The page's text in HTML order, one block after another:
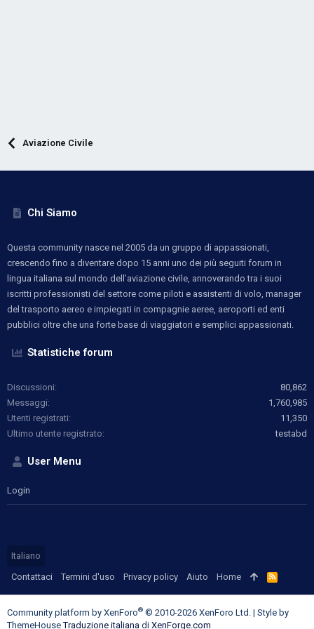
Aviazione Civile
Chi Siamo
Questa community nasce nel 2005 da un gruppo di appassionati,
crescendo fino a diventare dopo 15 anni uno dei più seguiti forum in
lingua italiana sul mondo dell’aviazione civile, annoverando tra i suoi
iscritti professionisti del settore come piloti e assistenti di volo, manager
del trasporto aereo e impiegati in compagnie aeree, aeroporti ed enti
pubblici oltre che una forte base di viaggiatori e semplici appassionati.
Statistiche forum
Discussioni
80,862
Messaggi
1,760,985
Utenti registrati
11,350
Ultimo utente registrato
testabd
User Menu
Login
Italiano
Contattaci
Termini d'uso Privacy policy Aiuto Home
R
S
S
Community platform by XenForo® © 2010-2026 XenForo Ltd. | Style by
ThemeHouse Traduzione italiana di XenForge.com